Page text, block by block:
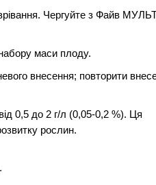
Чергуйте з Файв
маси плоду.
внесення; повторити
0,5 до 2 г/л (0,05-0,2 %). Ця
рослин.